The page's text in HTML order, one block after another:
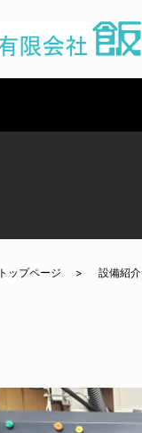
トップページ 設備紹介